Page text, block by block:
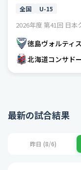
全国 U-15
徳島ヴォルティ
北海道コンサド
最新の試合結果
昨日 (8/6)